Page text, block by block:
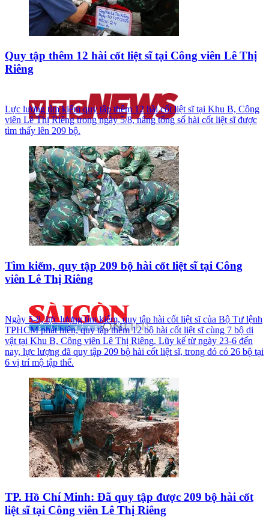
Quy tập thêm 12 hài cốt liệt sĩ tại Công viên Lê Thị
Riêng
Lực lượng tìm kiếm quy tập thêm 12 hài cốt liệt sĩ tại Khu B, Công
viên Lê Thị Riêng trong ngày 5/8, nâng tổng số hài cốt liệt sĩ được
tìm thấy lên 209 bộ.
Tìm kiếm, quy tập 209 bộ hài cốt liệt sĩ tại Công
viên Lê Thị Riêng
Ngày 5-8, lực lượng tìm kiếm, quy tập hài cốt liệt sĩ của Bộ Tư lệnh
TPHCM phát hiện, quy tập thêm 12 bộ hài cốt liệt sĩ cùng 7 bộ di
vật tại Khu B, Công viên Lê Thị Riêng. Lũy kế từ ngày 23-6 đến
nay, lực lượng đã quy tập 209 bộ hài cốt liệt sĩ, trong đó có 26 bộ tại
6 vị trí mộ tập thể.
TP. Hồ Chí Minh: Đã quy tập được 209 bộ hài cốt
liệt sĩ tại Công viên Lê Thị Riêng